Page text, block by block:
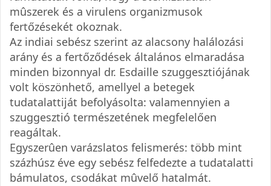
mûszerek és a virulens organizmusok
fertőzésekét okoznak.
Az indiai sebész szerint az alacsony halálozási
arány és a fertőződések általános elmaradása
minden bizonnyal dr. Esdaille szuggesztiójának
volt köszönhető, amellyel a betegek
tudatalattiját befolyásolta: valamennyien a
szuggesztió természetének megfelelően
reagáltak.
Egyszerûen varázslatos felismerés: több mint
százhúsz éve egy sebész felfedezte a tudatalatti
bámulatos, csodákat mûvelő hatalmát.